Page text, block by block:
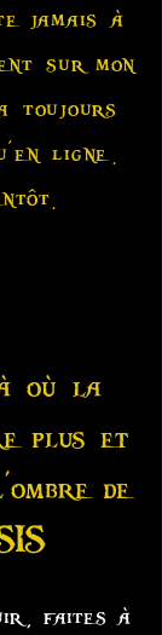
jamais à
sur mon
toujours
ligne.
où la
plus et
de
faites à